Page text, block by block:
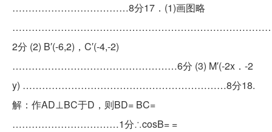
………………………………8分17．(1)画图略
2分 (2) B′(-6,2)，C′(-4,-2)
……………………………………………6分 (3) M′(-2x．-2
y) ………………………………………………………8分18.
解：作AD⊥BC于D，则BD= BC=
……………………………1分∴cosB= =